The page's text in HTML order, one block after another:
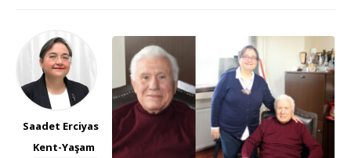
Saadet Erciyas
Kent-Yaşam